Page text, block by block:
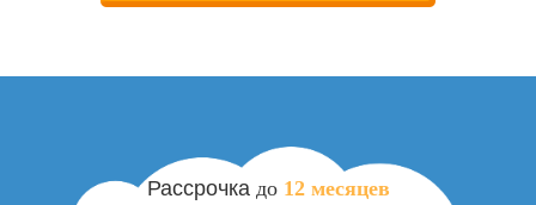
Рассрочка до 12 месяцев